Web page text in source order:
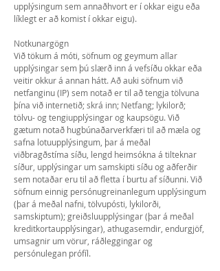
upplýsingum sem annaðhvort er í okkar eigu eða
líklegt er að komist í okkar eigu).
Notkunargögn
Við tökum á móti, söfnum og geymum allar
upplýsingar sem þú slærð inn á vefsíðu okkar eða
veitir okkur á annan hátt. Að auki söfnum við
netfanginu (IP) sem notað er til að tengja tölvuna
þína við internetið; skrá inn; Netfang; lykilorð;
tölvu- og tengiupplýsingar og kaupsögu. Við
gætum notað hugbúnaðarverkfæri til að mæla og
safna lotuupplýsingum, þar á meðal
viðbragðstíma síðu, lengd heimsókna á tilteknar
síður, upplýsingar um samskipti síðu og aðferðir
sem notaðar eru til að fletta í burtu af síðunni. Við
söfnum einnig persónugreinanlegum upplýsingum
(þar á meðal nafni, tölvupósti, lykilorði,
samskiptum); greiðsluupplýsingar (þar á meðal
kreditkortaupplýsingar), athugasemdir, endurgjöf,
umsagnir um vörur, ráðleggingar og
persónulegan prófíl.